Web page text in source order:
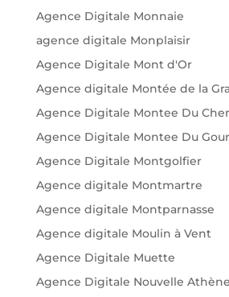
Agence Digitale Monnaie
agence digitale Monplaisir
Agence Digitale Mont d'Or
Agence digitale Montée de la
Agence Digitale Montee Du
Agence Digitale Montee Du
Agence Digitale Montgolfier
Agence digitale Montmartre
Agence digitale Montparnasse
Agence digitale Moulin à Vent
Agence Digitale Muette
Agence Digitale Nouvelle